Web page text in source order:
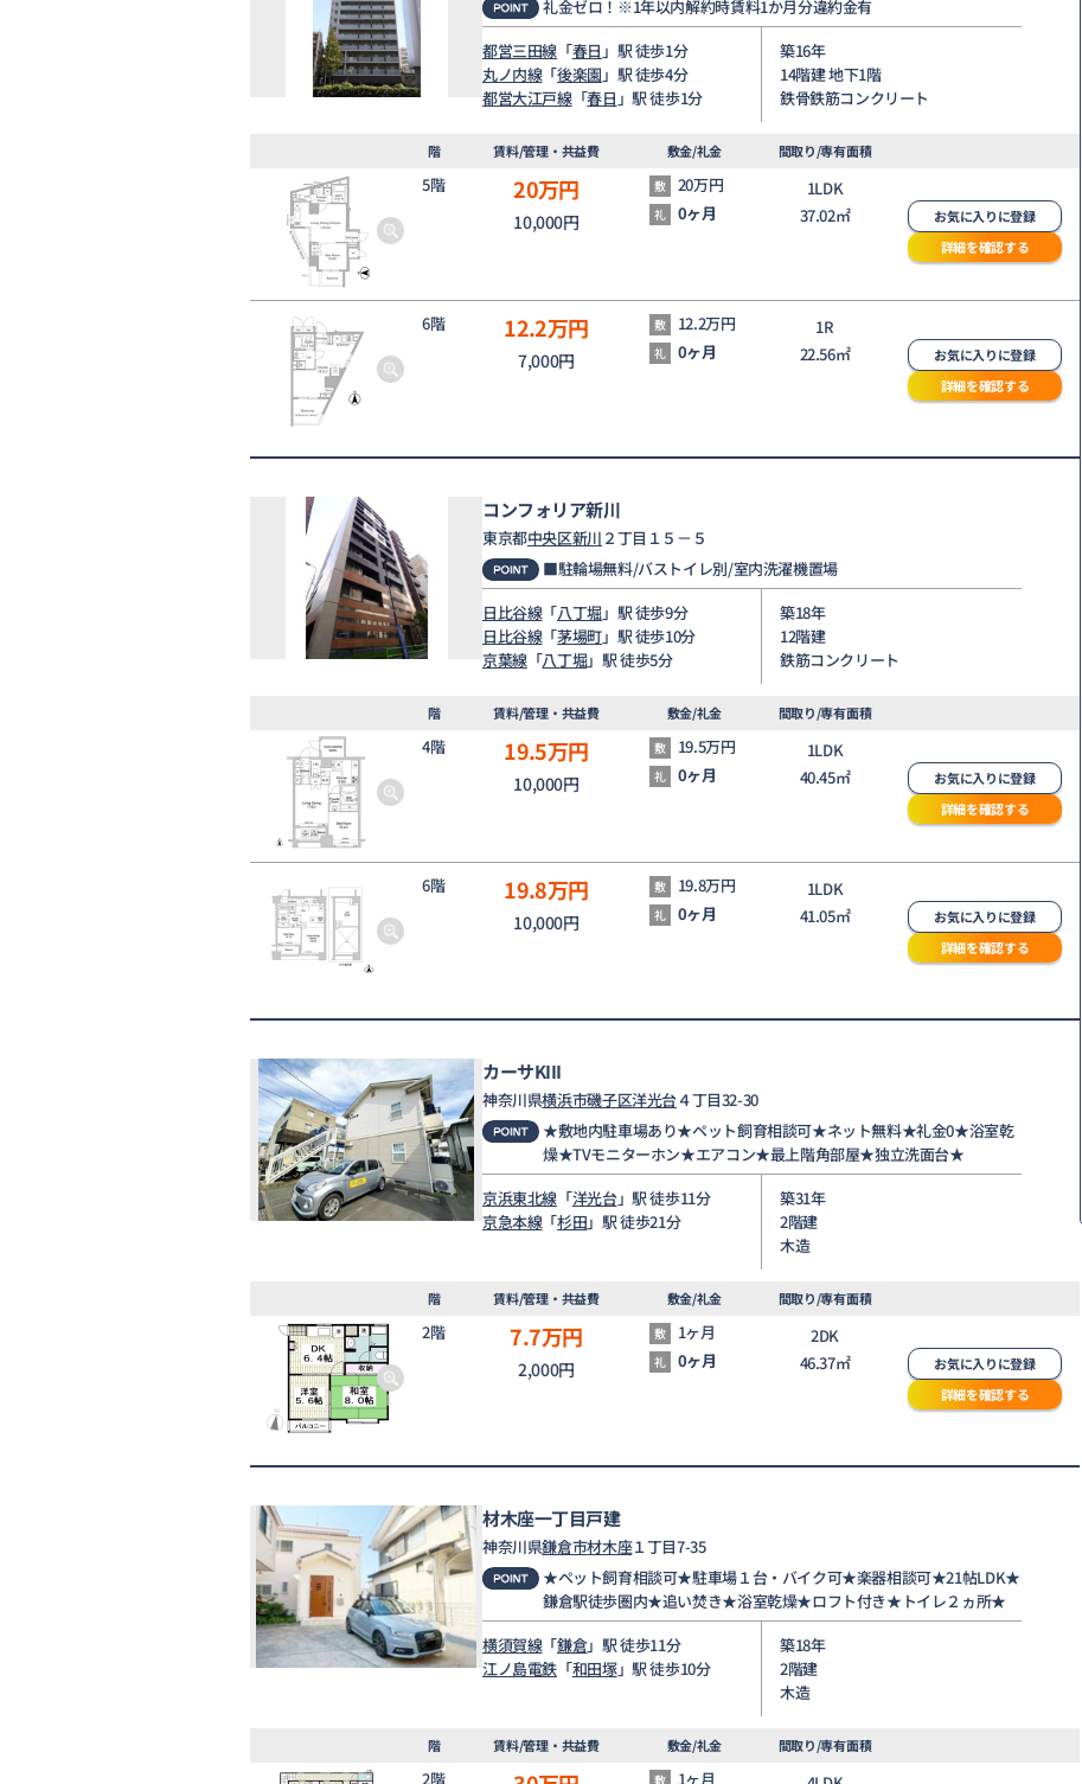
礼金ゼロ！※1年以内解約時賃料1か月分違約金有
都営三田線 「春日 」駅 徒歩1分
丸ノ内線「後楽園 」駅 徒歩4分
都営大江戸線「春日 」駅 徒歩1分
築16年
14階建 地下1階
鉄骨鉄筋コンクリート
階 賃料/管理・共益費 敷金/礼金 間取り/専有面積
5階 20万円
10,000円
敷 20万円
礼 0ヶ月
1LDK
37.02㎡
お気に入りに登録
詳細を確認する
6階 12.2万円
7,000円
敷 12.2万円
礼 0ヶ月
1R
22.56㎡
お気に入りに登録
詳細を確認する
コンフォリア新川
東京都中央区新川 ２丁目１５－５
■駐輪場無料/バストイレ別/室内洗濯機置場
日比谷線「八丁堀」駅 徒歩9分
日比谷線「茅場町」駅 徒歩10分
京葉線「八丁堀」駅 徒歩5分
築18年
12階建
鉄筋コンクリート
階 賃料/管理・共益費 敷金/礼金 間取り/専有面積
4階 19.5万円
10,000円
敷 19.5万円
礼 0ヶ月
1LDK
40.45㎡
お気に入りに登録
詳細を確認する
6階 19.8万円
10,000円
敷 19.8万円
礼 0ヶ月
1LDK
41.05㎡
お気に入りに登録
詳細を確認する
カーサKIII
神奈川県横浜市磯子区洋光台４丁目32-30
★敷地内駐車場あり★ペット飼育相談可★ネット無料★礼金0★浴室乾
燥★TVモニターホン★エアコン★最上階角部屋★独立洗面台★
京浜東北線 「洋光台」駅 徒歩11分
京急本線「杉田」駅 徒歩21分
築31年
2階建
木造
階 賃料/管理・共益費 敷金/礼金 間取り/専有面積
2階 7.7万円
2,000円
敷 1ヶ月
礼 0ヶ月
2DK
46.37㎡
お気に入りに登録
詳細を確認する
材木座一丁目戸建
神奈川県鎌倉市材木座１丁目7-35
★ペット飼育相談可★駐車場１台・バイク可★楽器相談可★21帖LDK★
鎌倉駅徒歩圏内★追い焚き★浴室乾燥★ロフト付き★トイレ２ヵ所★
横須賀線「鎌倉」駅 徒歩11分
江ノ島電鉄 「和田塚」駅 徒歩10分
築18年
2階建
木造
階 賃料/管理・共益費 敷金/礼金 間取り/専有面積
2階 敷 1ヶ月